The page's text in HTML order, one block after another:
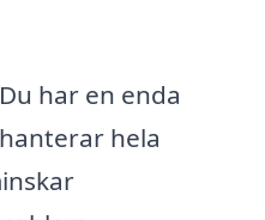
har en enda
hela